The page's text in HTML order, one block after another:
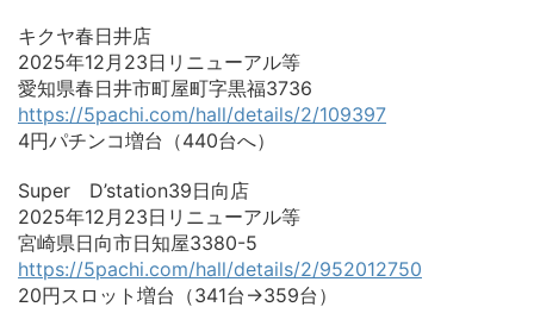
キクヤ春日井店
2025年12月23日リニューアル等
愛知県春日井市町屋町字黒福3736
https://5pachi.com/hall/details/2/109397
4円パチンコ増台（440台へ）
Super D’station39日向店
2025年12月23日リニューアル等
宮崎県日向市日知屋3380-5
https://5pachi.com/hall/details/2/952012750
20円スロット増台（341台→359台）